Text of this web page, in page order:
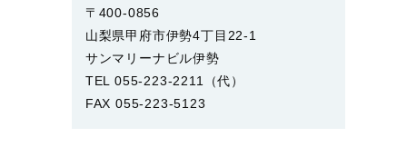
〒400-0856
山梨県甲府市伊勢4丁目22-1
サンマリーナビル伊勢
TEL 055-223-2211（代）
FAX 055-223-5123